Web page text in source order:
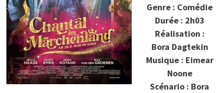
Genre : Comédie
Durée : 2h03
Réalisation :
Bora Dagtekin
Musique : Eimear
Noone
Scénario : Bora